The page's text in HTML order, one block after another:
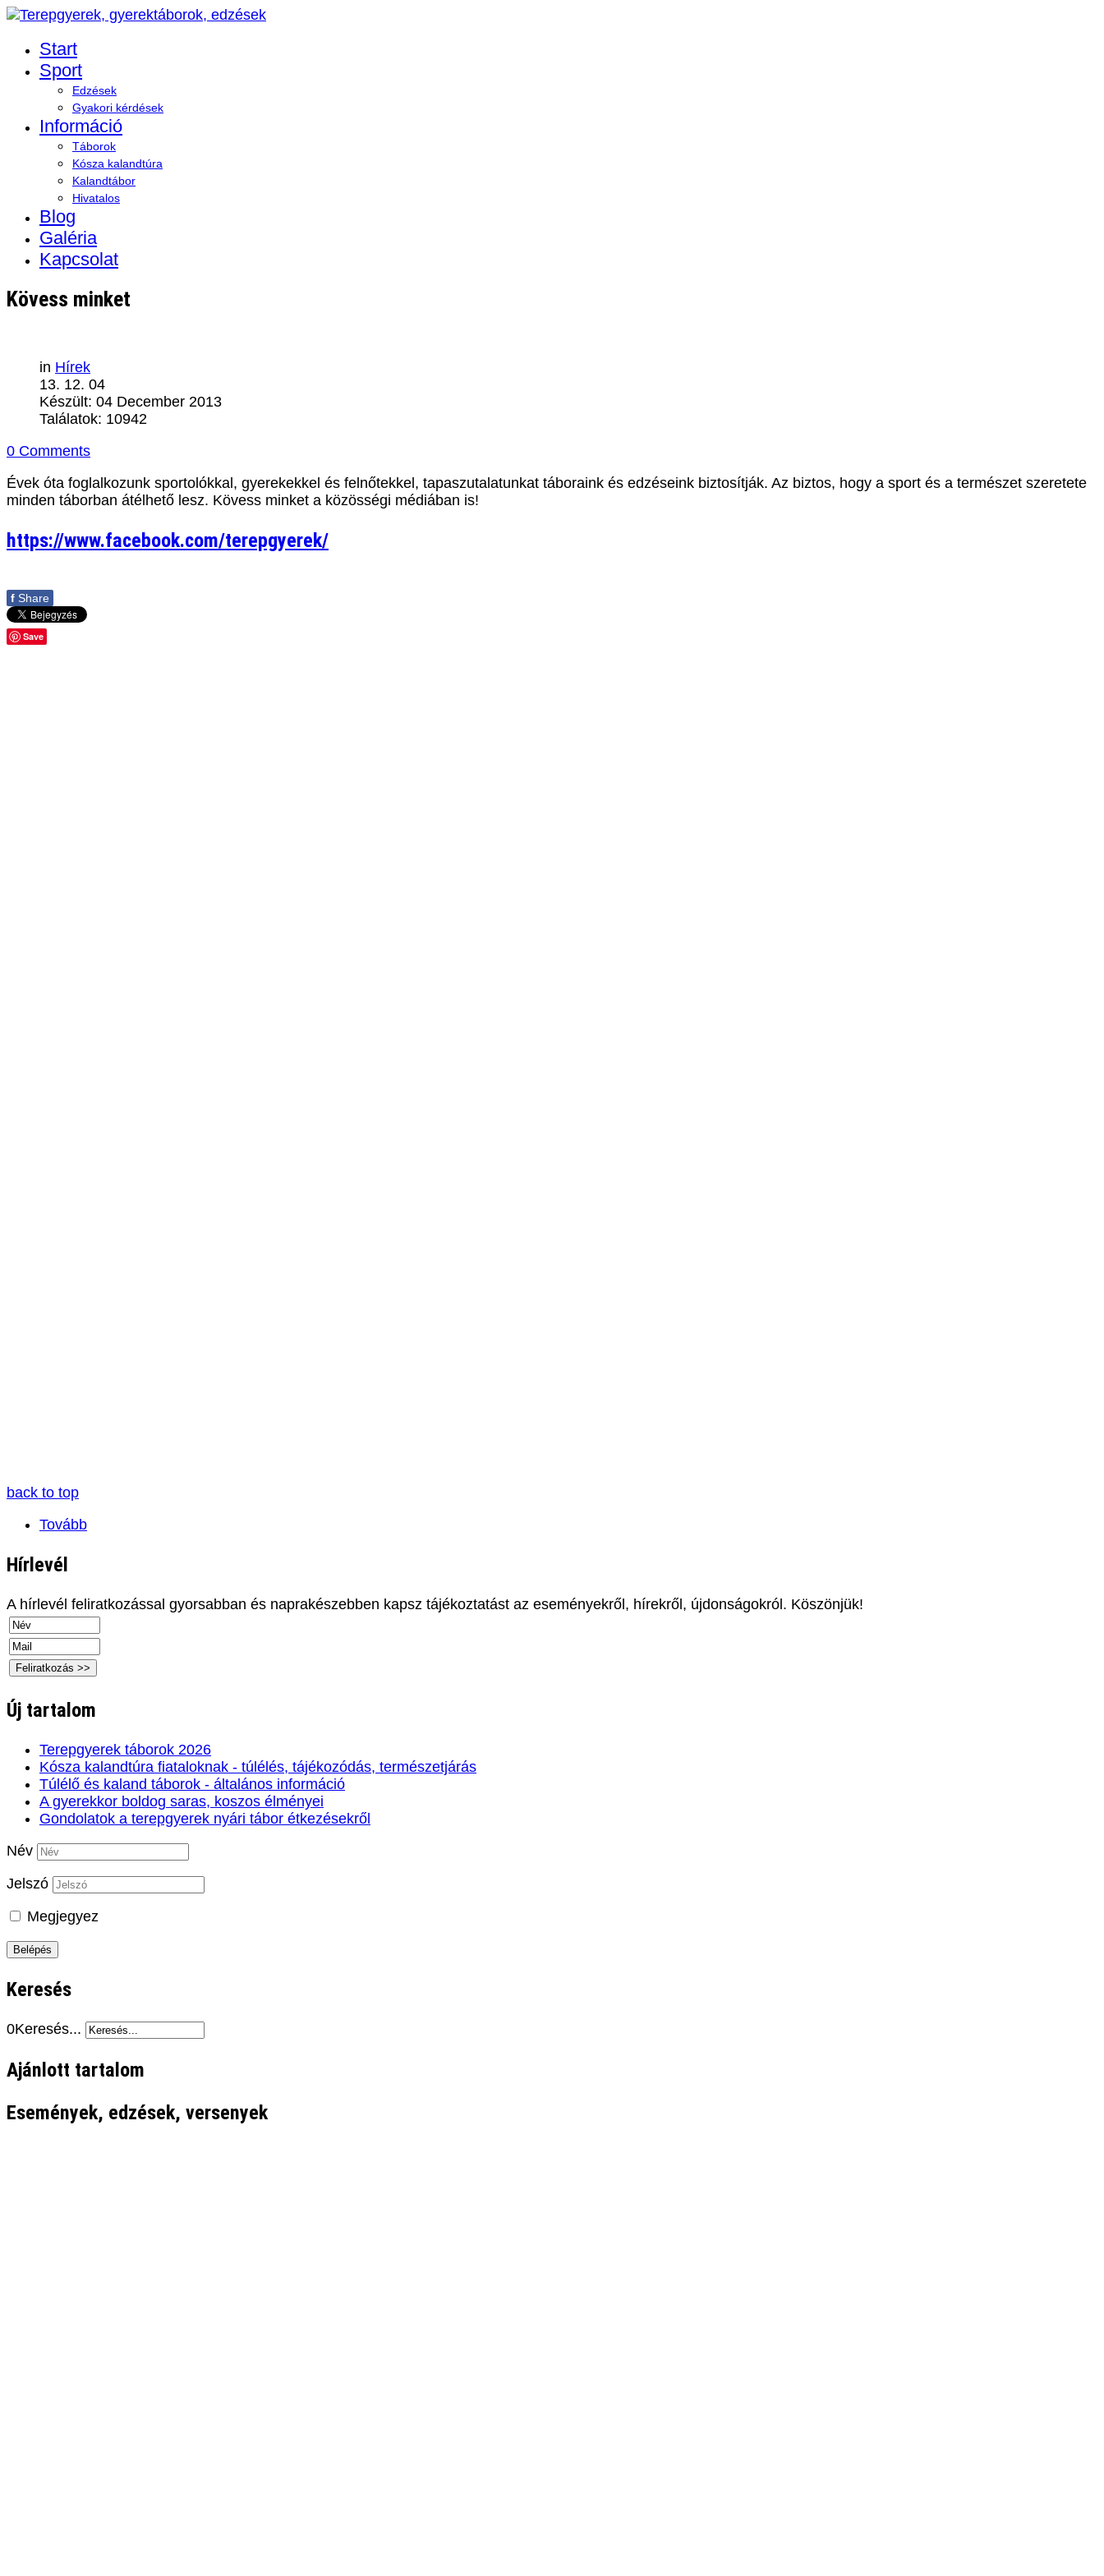
Start
Sport
Edzések
Gyakori kérdések
Információ
Táborok
Kósza kalandtúra
Kalandtábor
Hivatalos
Blog
Galéria
Kapcsolat
Kövess minket
in Hírek
13. 12. 04
Készült: 04 December 2013
Találatok: 10942
0 Comments
Évek óta foglalkozunk sportolókkal, gyerekekkel és felnőtekkel, tapaszutalatunkat táboraink és edzéseink biztosítják. Az biztos, hogy a sport és a természet szeretete
minden táborban átélhető lesz. Kövess minket a közösségi médiában is!
https://www.facebook.com/terepgyerek/
f Share
Save
back to top
Tovább
Hírlevél
A hírlevél feliratkozással gyorsabban és naprakészebben kapsz tájékoztatást az eseményekről, hírekről, újdonságokról. Köszönjük!
Új tartalom
Terepgyerek táborok 2026
Kósza kalandtúra fiataloknak - túlélés, tájékozódás, természetjárás
Túlélő és kaland táborok - általános információ
A gyerekkor boldog saras, koszos élményei
Gondolatok a terepgyerek nyári tábor étkezésekről
Név
Jelszó
Megjegyez
Keresés
0Keresés...
Ajánlott tartalom
Események, edzések, versenyek